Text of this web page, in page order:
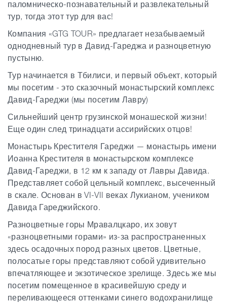
Грузия
паломническо-познавательный и развлекательный
тур, тогда этот тур для вас!
Компания «GTG TOUR» предлагает незабываемый
однодневный тур в Давид-Гареджа и разноцветную
пустыню.
Тур начинается в Тбилиси, и первый объект, который
мы посетим - это сказочный монастырский комплекс
Давид-Гареджи (мы посетим Лавру)
Сильнейший центр грузинской монашеской жизни!
Еще один след тринадцати ассирийских отцов!
Монастырь Крестителя Гареджи — монастырь имени
Иоанна Крестителя в монастырском комплексе
Давид-Гареджи, в 12 км к западу от Лавры Давида.
Представляет собой цельный комплекс, высеченный
в скале. Основан в VI-VII веках Лукианом, учеником
Давида Гареджийского.
Разноцветные горы Мравалцкаро, их зовут
«разноцветными горами» из-за распространенных
здесь осадочных пород разных цветов. Цветные,
полосатые горы представляют собой удивительно
впечатляющее и экзотическое зрелище. Здесь же мы
посетим помещенное в красивейшую среду и
переливающееся оттенками синего водохранилище